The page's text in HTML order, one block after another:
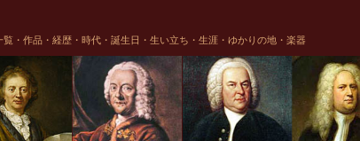
・作品・経歴・時代・誕生日・生い立ち・生涯・ゆかりの地・楽器